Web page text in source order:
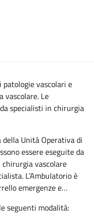
vascolari e
vascolare. Le
specialisti in chirurgia
Unità Operativa di
essere eseguite da
vascolare
L’Ambulatorio è
emergenze e
seguenti modalità: